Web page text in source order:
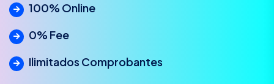
100% Online
0% Fee
Ilimitados Comprobantes